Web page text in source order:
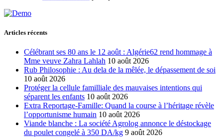
Articles récents
Célébrant ses 80 ans le 12 août : Algérie62 rend hommage à
Mme veuve Zahra Lahlah 10 août 2026
Rub Philosophie : Au dela de la mêlée, le dépassement de soi
10 août 2026
Protéger la cellule familliale des mauvaises intentions qui
séparent les enfants 10 août 2026
Extra Reportage-Famille: Quand la course à l’héritage révèle
l’opportunisme humain 10 août 2026
Viande blanche : La société Agrolog annonce le déstockage
du poulet congelé à 350 DA/kg 9 août 2026